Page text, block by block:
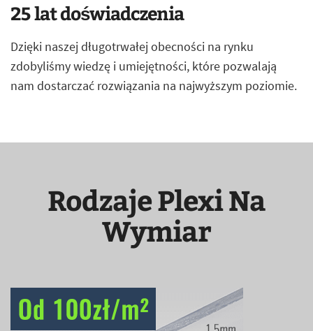
25 lat doświadczenia
Dzięki naszej długotrwałej obecności na rynku
zdobyliśmy wiedzę i umiejętności, które pozwalają
nam dostarczać rozwiązania na najwyższym poziomie.
Rodzaje Plexi Na
Wymiar